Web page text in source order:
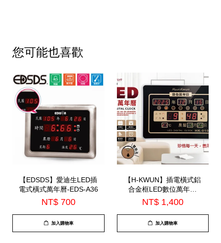
您可能也喜歡
【EDSDS】愛迪生LED插
電式橫式萬年曆-EDS-A36
NT$ 700
加入購物車
【H-KWUN】插電橫式鋁
合金框LED數位萬年曆
(HK-010)
NT$ 1,400
加入購物車